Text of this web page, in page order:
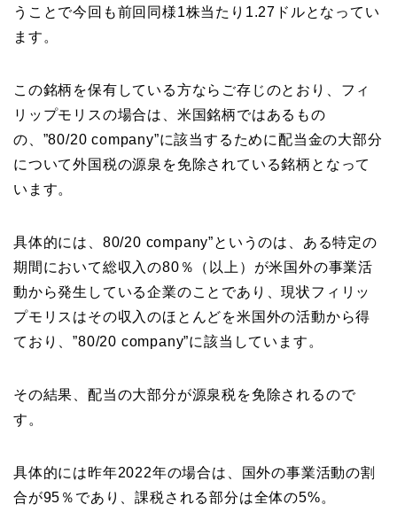
うことで今回も前回同様1株当たり1.27ドルとなってい
ます。
この銘柄を保有している方ならご存じのとおり、フィ
リップモリスの場合は、米国銘柄ではあるもの
の、”80/20 company”に該当するために配当金の大部分
について外国税の源泉を免除されている銘柄となって
います。
具体的には、80/20 company”というのは、ある特定の
期間において総収入の80％（以上）が米国外の事業活
動から発生している企業のことであり、現状フィリッ
プモリスはその収入のほとんどを米国外の活動から得
ており、”80/20 company”に該当しています。
その結果、配当の大部分が源泉税を免除されるので
す。
具体的には昨年2022年の場合は、国外の事業活動の割
合が95％であり、課税される部分は全体の5%。